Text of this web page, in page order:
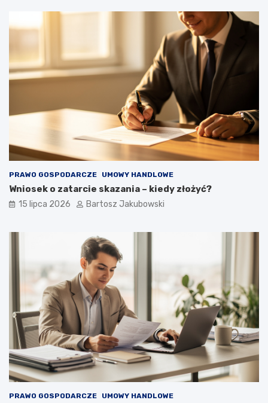
PRAWO GOSPODARCZE UMOWY HANDLOWE
Wniosek o zatarcie skazania – kiedy złożyć?
15 lipca 2026 Bartosz Jakubowski
PRAWO GOSPODARCZE UMOWY HANDLOWE